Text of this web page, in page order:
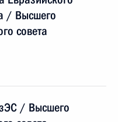
/ Высшего
совета
/ Высшего